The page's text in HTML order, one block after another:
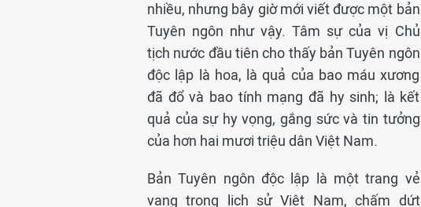
nhiều, nhưng bây giờ mới viết được một bản
Tuyên ngôn như vậy. Tâm sự của vị Chủ
tịch nước đầu tiên cho thấy bản Tuyên ngôn
độc lập là hoa, là quả của bao máu xương
đã đổ và bao tính mạng đã hy sinh; là kết
quả của sự hy vọng, gắng sức và tin tưởng
của hơn hai mươi triệu dân Việt Nam.
Bản Tuyên ngôn độc lập là một trang vẻ
vang trong lịch sử Việt Nam, chấm dứt